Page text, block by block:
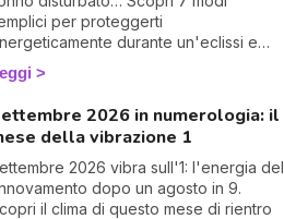
per proteggerti
durante un'eclissi e
con dolcezza. 🛡️🌒
2026 in numerologia: il
della vibrazione 1
2026 vibra sull'1: l'energia del
dopo un agosto in 9.
il clima di questo mese di rientro